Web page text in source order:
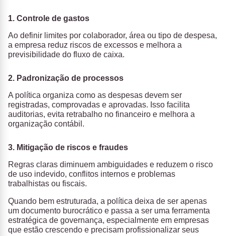
1. Controle de gastos
Ao definir limites por colaborador, área ou tipo de despesa,
a empresa reduz riscos de excessos e melhora a
previsibilidade do fluxo de caixa.
2. Padronização de processos
A política organiza como as despesas devem ser
registradas, comprovadas e aprovadas. Isso facilita
auditorias, evita retrabalho no financeiro e melhora a
organização contábil.
3. Mitigação de riscos e fraudes
Regras claras diminuem ambiguidades e reduzem o risco
de uso indevido, conflitos internos e problemas
trabalhistas ou fiscais.
Quando bem estruturada, a política deixa de ser apenas
um documento burocrático e passa a ser uma ferramenta
estratégica de governança, especialmente em empresas
que estão crescendo e precisam profissionalizar seus